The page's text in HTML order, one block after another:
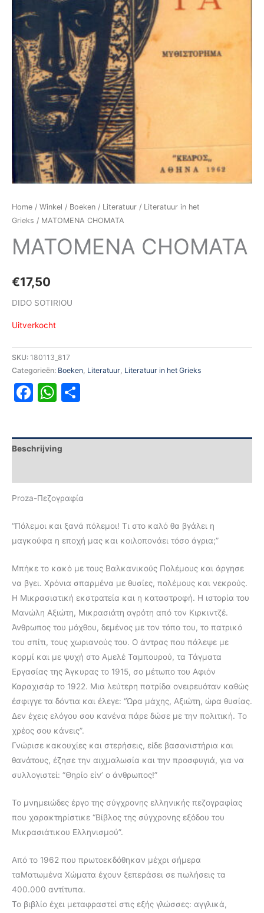
Home / Winkel / Boeken / Literatuur / Literatuur in het
Grieks / MATOMENA CHOMATA
MATOMENA CHOMATA
€17,50
DIDO SOTIRIOU
Uitverkocht
SKU: 180113_817
Categorieën: Boeken, Literatuur, Literatuur in het Grieks
Facebook
WhatsApp
Beschrijving
Proza-Πεζογραφία
“Πόλεμοι και ξανά πόλεμοι! Τι στο καλό θα βγάλει η
μαγκούφα η εποχή μας και κοιλοπονάει τόσο άγρια;”
Μπήκε το κακό με τους Βαλκανικούς Πολέμους και άργησε
να βγει. Χρόνια σπαρμένα με θυσίες, πολέμους και νεκρούς.
Η Μικρασιατική εκστρατεία και η καταστροφή. Η ιστορία του
Μανώλη Αξιώτη, Μικρασιάτη αγρότη από τον Κιρκιντζέ.
Άνθρωπος του μόχθου, δεμένος με τον τόπο του, το πατρικό
του σπίτι, τους χωριανούς του. Ο άντρας που πάλεψε με
κορμί και με ψυχή στο Αμελέ Ταμπουρού, τα Τάγματα
Εργασίας της Άγκυρας το 1915, σο μέτωπο του Αφιόν
Καραχισάρ το 1922. Μια λεύτερη πατρίδα ονειρευόταν καθώς
έσφιγγε τα δόντια και έλεγε: “Ώρα μάχης, Αξιώτη, ώρα θυσίας.
Δεν έχεις ελόγου σου κανένα πάρε δώσε με την πολιτική. Το
χρέος σου κάνεις”.
Γνώρισε κακουχίες και στερήσεις, είδε βασανιστήρια και
θανάτους, έζησε την αιχμαλωσία και την προσφυγιά, για να
συλλογιστεί: “Θηρίο είν’ ο άνθρωπος!”
Το μνημειώδες έργο της σύγχρονης ελληνικής πεζογραφίας
που χαρακτηρίστικε “Βίβλος της σύγχρονης εξόδου του
Μικρασιάτικου Ελληνισμού”.
Από το 1962 που πρωτοεκδόθηκαν μέχρι σήμερα
ταΜατωμένα Χώματα έχουν ξεπεράσει σε πωλήσεις τα
400.000 αντίτυπα.
Το βιβλίο έχει μεταφραστεί στις εξής γλώσσες: αγγλικά,